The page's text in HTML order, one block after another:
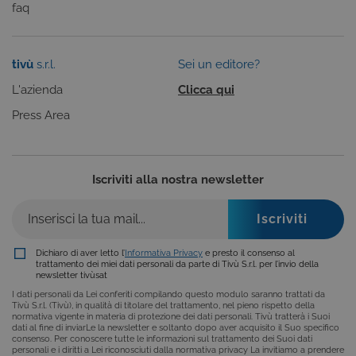
faq
tivù s.r.l.
L'azienda
Press Area
Sei un editore?
Clicca qui
Iscriviti alla nostra newsletter
Dichiaro di aver letto l’Informativa Privacy e presto il consenso al
trattamento dei miei dati personali da parte di Tivù S.r.l. per l’invio della
newsletter tivùsat
I dati personali da Lei conferiti compilando questo modulo saranno trattati da
Tivù S.r.l. (Tivù), in qualità di titolare del trattamento, nel pieno rispetto della
normativa vigente in materia di protezione dei dati personali. Tivù tratterà i Suoi
dati al fine di inviarLe la newsletter e soltanto dopo aver acquisito il Suo specifico
consenso. Per conoscere tutte le informazioni sul trattamento dei Suoi dati
personali e i diritti a Lei riconosciuti dalla normativa privacy La invitiamo a prendere
visitatori. È
Cookie-
Script.com
funzioni
ASP.NET_SessionId
Microsoft
Corporation
Sessione
sessione
uso
utilizzato da
siti scritti
tecnologie
basate su
Microsoft